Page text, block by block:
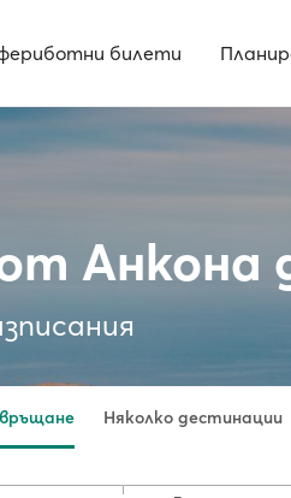
билети
Анкона
Няколко дестинации